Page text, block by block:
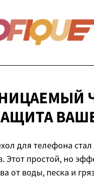
для телефона
Этот простой, но
от воды, песка и